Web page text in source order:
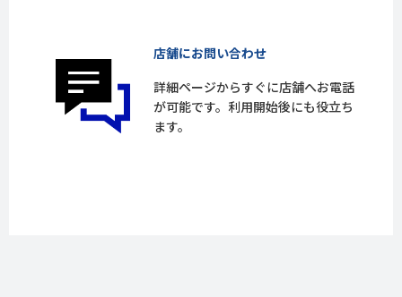
店舗にお問い合わせ
詳細ページからすぐに店舗へお電話
が可能です。利用開始後にも役立ち
ます。